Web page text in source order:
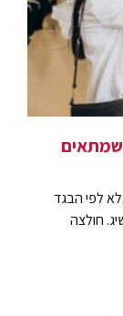
שמתאים
לפי הבגד
חולצה